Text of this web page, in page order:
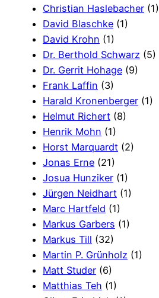
Christian Haslebacher (1)
David Blaschke (1)
David Krohn (1)
Dr. Berthold Schwarz (5)
Dr. Gerrit Hohage (9)
Frank Laffin (3)
Harald Kronenberger (1)
Helmut Richert (8)
Henrik Mohn (1)
Horst Marquardt (2)
Jonas Erne (21)
Josua Hunziker (1)
Jürgen Neidhart (1)
Marc Hartfeld (1)
Markus Garbers (1)
Markus Till (32)
Martin P. Grünholz (1)
Matt Studer (6)
Matthias Teh (1)